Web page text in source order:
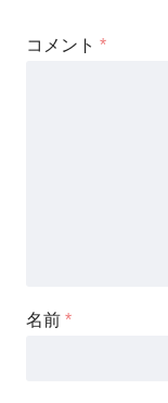
コメント *
名前 *